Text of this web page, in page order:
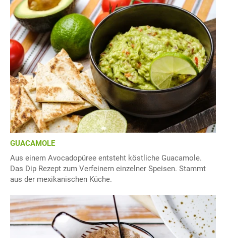
GUACAMOLE
Aus einem Avocadopüree entsteht köstliche Guacamole.
Das Dip Rezept zum Verfeinern einzelner Speisen. Stammt
aus der mexikanischen Küche.